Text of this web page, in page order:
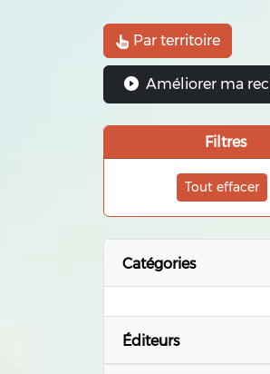
Par territoire
Améliorer ma
Filtres
Tout effacer
Catégories
Éditeurs